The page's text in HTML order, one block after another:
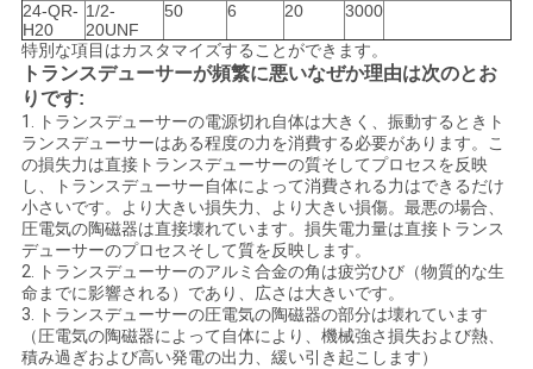
24-QR-
H20
1/2-
20UNF
50 6 20 3000
特別な項目はカスタマイズすることができます。
トランスデューサーが頻繁に悪いなぜか理由は次のとお
りです:
1. トランスデューサーの電源切れ自体は大きく、振動するときト
ランスデューサーはある程度の力を消費する必要があります。こ
の損失力は直接トランスデューサーの質そしてプロセスを反映
し、トランスデューサー自体によって消費される力はできるだけ
小さいです。より大きい損失力、より大きい損傷。最悪の場合、
圧電気の陶磁器は直接壊れています。損失電力量は直接トランス
デューサーのプロセスそして質を反映します。
2. トランスデューサーのアルミ合金の角は疲労ひび（物質的な生
命までに影響される）であり、広さは大きいです。
3. トランスデューサーの圧電気の陶磁器の部分は壊れています
（圧電気の陶磁器によって自体により、機械強さ損失および熱、
積み過ぎおよび高い発電の出力、緩い引き起こします）